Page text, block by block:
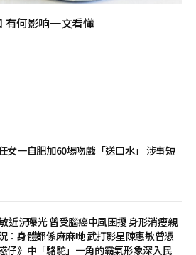
有何影响一文看懂
女一自肥加60場吻戲「送口水」 涉事短
近況曝光 曾受腦癌中風困擾 身形消瘦親
：身體都係麻麻哋 武打影星陳惠敏曾憑
仔》中「駱駝」一角的霸氣形象深入民